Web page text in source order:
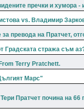
пречки и хумора -
vs. Владимир
превода на Пратчет,
Градската стража съм
Terry Pratchett.
Марс"
Пратчет почина на 66